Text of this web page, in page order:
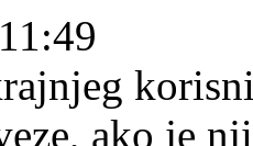
11:49
ako je